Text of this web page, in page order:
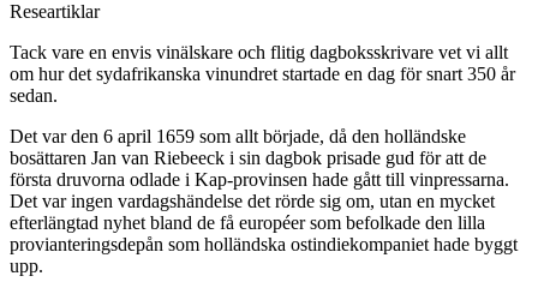
Researtiklar
Tack vare en envis vinälskare och flitig dagboksskrivare vet vi allt
om hur det sydafrikanska vinundret startade en dag för snart 350 år
sedan.
Det var den 6 april 1659 som allt började, då den holländske
bosättaren Jan van Riebeeck i sin dagbok prisade gud för att de
första druvorna odlade i Kap-provinsen hade gått till vinpressarna.
Det var ingen vardagshändelse det rörde sig om, utan en mycket
efterlängtad nyhet bland de få européer som befolkade den lilla
provianteringsdepån som holländska ostindiekompaniet hade byggt
upp.